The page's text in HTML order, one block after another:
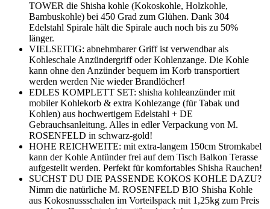
TOWER die Shisha kohle (Kokoskohle, Holzkohle,
Bambuskohle) bei 450 Grad zum Glühen. Dank 304
Edelstahl Spirale hält die Spirale auch noch bis zu 50%
länger.
VIELSEITIG: abnehmbarer Griff ist verwendbar als
Kohleschale Anzündergriff oder Kohlenzange. Die Kohle
kann ohne den Anzünder bequem im Korb transportiert
werden werden Nie wieder Brandlöcher!
EDLES KOMPLETT SET: shisha kohleanzünder mit
mobiler Kohlekorb & extra Kohlezange (für Tabak und
Kohlen) aus hochwertigem Edelstahl + DE
Gebrauchsanleitung. Alles in edler Verpackung von M.
ROSENFELD in schwarz-gold!
HOHE REICHWEITE: mit extra-langem 150cm Stromkabel
kann der Kohle Antünder frei auf dem Tisch Balkon Terasse
aufgestellt werden. Perfekt für komfortables Shisha Rauchen!
SUCHST DU DIE PASSENDE KOKOS KOHLE DAZU?
Nimm die natürliche M. ROSENFELD BIO Shisha Kohle
aus Kokosnussschalen im Vorteilspack mit 1,25kg zum Preis